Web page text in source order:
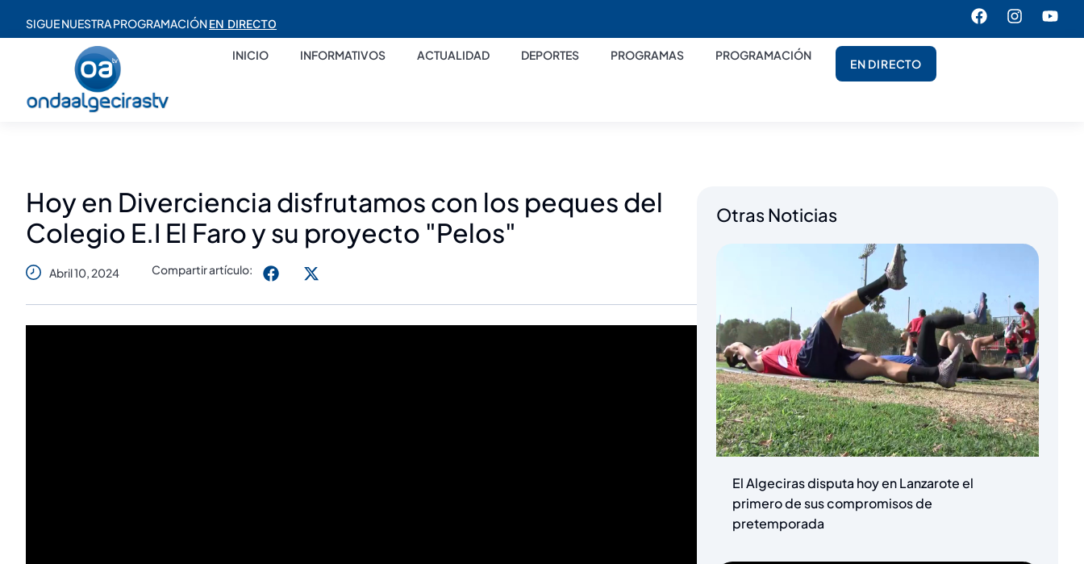
SIGUE NUESTRA PROGRAMACIÓNEN DIRECTO
INICIO INFORMATIVOS ACTUALIDAD DEPORTES PROGRAMAS PROGRAMACIÓN
EN DIRECTO
Hoy en Diverciencia disfrutamos con los peques del
Colegio E.I El Faro y su proyecto "Pelos"
Abril 10, 2024 Compartir artículo:
Otras Noticias
El Algeciras disputa hoy en Lanzarote el
primero de sus compromisos de
pretemporada